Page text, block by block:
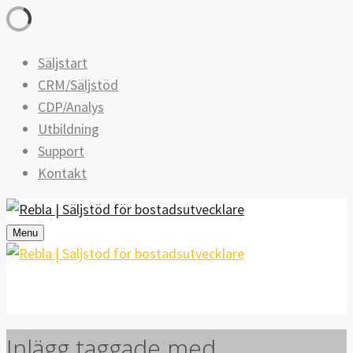
Säljstart
CRM/Säljstöd
CDP/Analys
Utbildning
Support
Kontakt
Menu